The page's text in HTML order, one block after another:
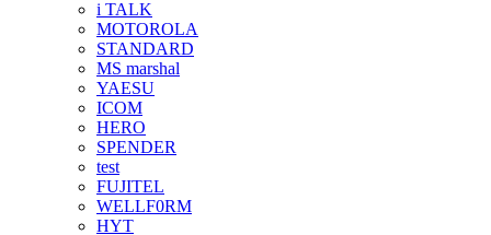
i TALK
MOTOROLA
STANDARD
MS marshal
YAESU
ICOM
HERO
SPENDER
test
FUJITEL
WELLF0RM
HYT